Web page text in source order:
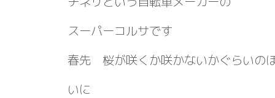
スーパーコルサです
春先 桜が咲くか咲かないかぐらいの
いに